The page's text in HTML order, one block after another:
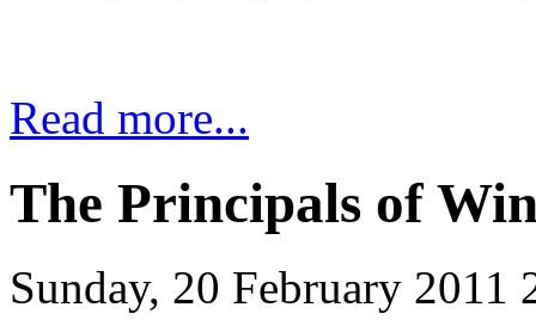
Read more...
The Principals of
Sunday, 20 February 2011